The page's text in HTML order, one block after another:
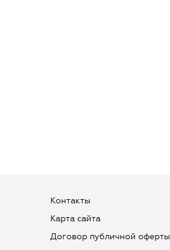
Контакты
Карта сайта
Договор публичной оферты